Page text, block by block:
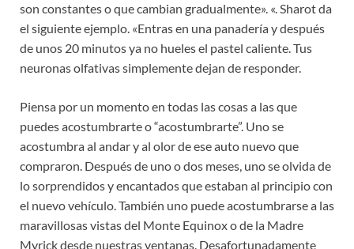
son constantes o que cambian gradualmente». «. Sharot da
el siguiente ejemplo. «Entras en una panadería y después
de unos 20 minutos ya no hueles el pastel caliente. Tus
neuronas olfativas simplemente dejan de responder.
Piensa por un momento en todas las cosas a las que
puedes acostumbrarte o “acostumbrarte”. Uno se
acostumbra al andar y al olor de ese auto nuevo que
compraron. Después de uno o dos meses, uno se olvida de
lo sorprendidos y encantados que estaban al principio con
el nuevo vehículo. También uno puede acostumbrarse a las
maravillosas vistas del Monte Equinox o de la Madre
Myrick desde nuestras ventanas. Desafortunadamente